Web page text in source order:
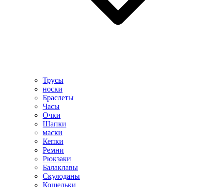
Трусы
носки
Браслеты
Часы
Очки
Шапки
маски
Кепки
Ремни
Рюкзаки
Балаклавы
Скулоданы
Кошельки